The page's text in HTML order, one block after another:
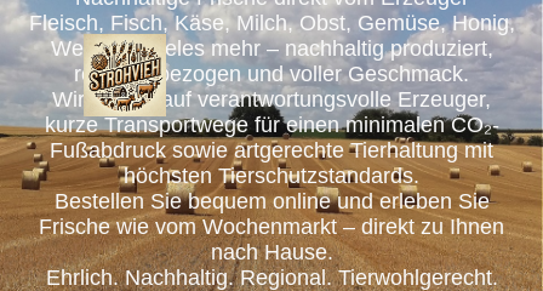
Fleisch, Fisch, Käse, Milch, Obst, Gemüse, Honig,
Wein und vieles mehr – nachhaltig produziert,
regional bezogen und voller Geschmack.
Wir setzen auf verantwortungsvolle Erzeuger,
kurze Transportwege für einen minimalen CO₂-
Fußabdruck sowie artgerechte Tierhaltung mit
höchsten Tierschutzstandards.
Bestellen Sie bequem online und erleben Sie
Frische wie vom Wochenmarkt – direkt zu Ihnen
nach Hause.
Ehrlich. Nachhaltig. Regional. Tierwohlgerecht.